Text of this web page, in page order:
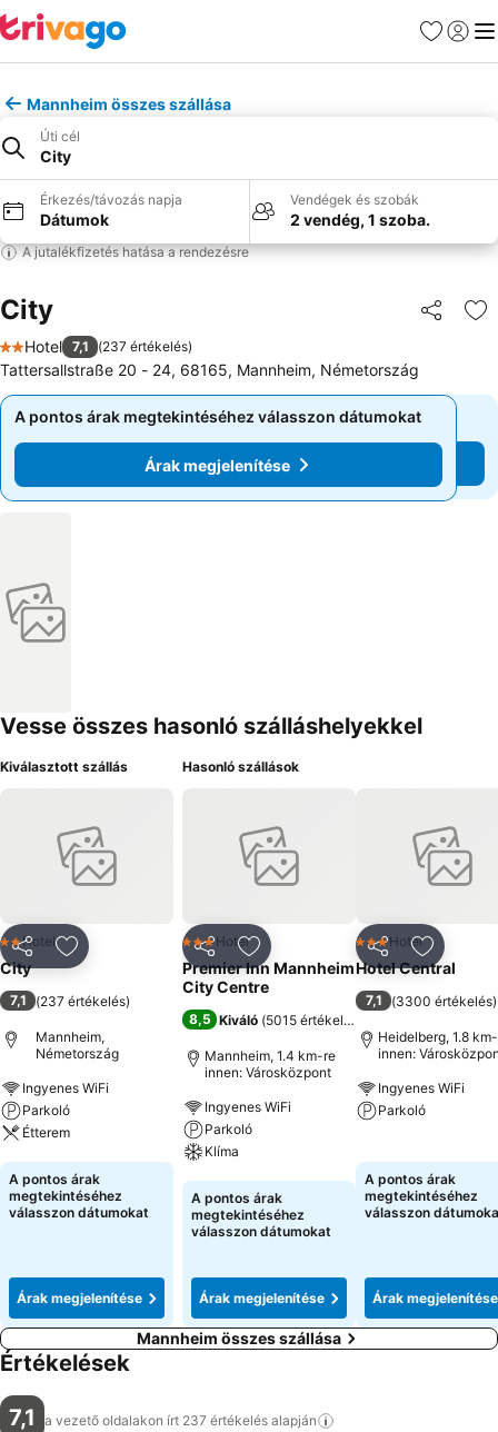
Kedvencek
Mannheim összes szállása
Úti cél
City
Érkezés/távozás napja
Dátumok
Vendégek és szobák
2 vendég, 1 szoba.
A jutalékfizetés hatása a rendezésre
City
2 Kategória
Hotel 7,1 (237 értékelés)
Tattersallstraße 20 - 24, 68165, Mannheim, Németország
A pontos árak megtekintéséhez válasszon dátumokat
Árak megjelenítése
A pontos árak megtekintéséhez válasszon dátumokat
Árak megjelenítése
Vesse összes hasonló szálláshelyekkel
Kiválasztott szállás
MegosztásHozzáadás a kedvencekhez
2 Kategória
Hotel
City
7,1 (237 értékelés)
Mannheim,
Németország
Ingyenes WiFi
Parkoló
Étterem
Árak megjelenítése
A pontos árak
megtekintéséhez
válasszon dátumokat
Árak megjelenítése
Hasonló szállások
MegosztásHozzáadás a kedvencekhez
3 Kategória
Hotel
Premier Inn Mannheim
City Centre
8,5 Kiváló (5015 értékelés
Mannheim, 1.4 km-re
innen: Városközpont
Ingyenes WiFi
Parkoló
Klíma
Árak megjelenítése
A pontos árak
megtekintéséhez
válasszon dátumokat
Árak megjelenítése
Megosztás
3 Kategória
Hotel
Hotel Central
7,1 (3300 értékelés)
Heidelberg, 1.8
innen:
Ingyenes WiFi
Parkoló
A pontos árak
megtekintéséhez
válasszon
Árak megjelenítése
Mannheim összes szállása
Értékelések
7,1 a vezető oldalakon írt 237 értékelés alapján